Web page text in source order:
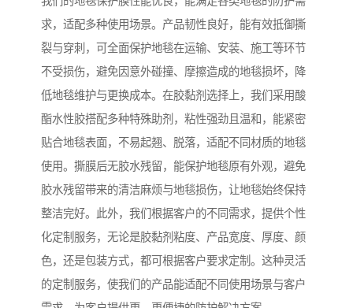
求，适配多种使用场景。产品韧性良好，能有效抵御撕
裂与穿刺，可全面保护地毯在运输、安装、施工等环节
不受损伤，避免因意外碰撞、摩擦造成的地毯损坏，降
低地毯维护与更换成本。在胶黏剂选择上，我们采用酸
酯水性胶搭配多种特殊助剂，粘性强劲且温和，能紧密
贴合地毯表面，不易起翘、脱落，适配不同材质的地毯
使用。撕膜后无胶水残留，能保护地毯原有外观，避免
胶水残留带来的清洁麻烦与地毯损伤，让地毯始终保持
整洁完好。此外，我们根据客户的不同需求，提供个性
化定制服务，无论是胶黏剂粘度、产品宽度、厚度、颜
色，还是包装方式，都可根据客户要求定制。这种灵活
的定制服务，使我们的产品能适配不同使用场景与客户